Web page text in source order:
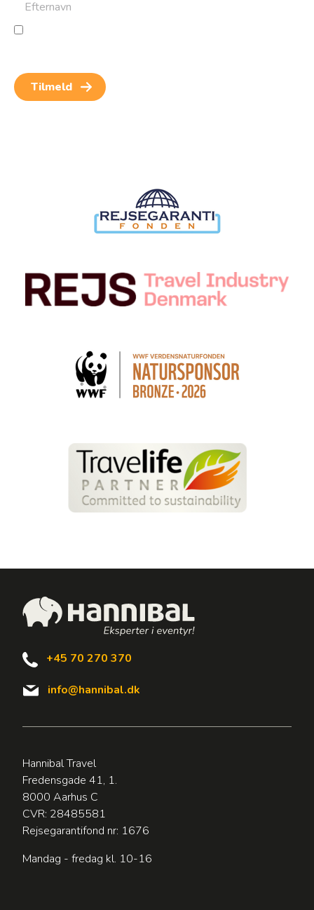
+45 70 270 370
info@hannibal.dk
Hannibal Travel
Fredensgade 41, 1.
8000 Aarhus C
CVR: 28485581
Rejsegarantifond nr: 1676
Mandag - fredag kl. 10-16